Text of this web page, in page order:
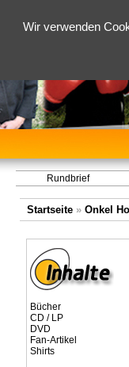
Wir verwenden
Rundbrief
Startseite» Onkel
Bücher
CD / LP
DVD
Fan-Artikel
Shirts